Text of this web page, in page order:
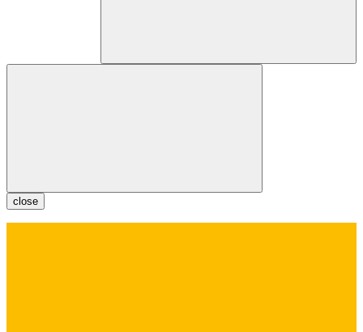
close